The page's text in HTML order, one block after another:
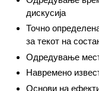
дискусија
Точно
за текот на
Одредување
Навремено
Основи на